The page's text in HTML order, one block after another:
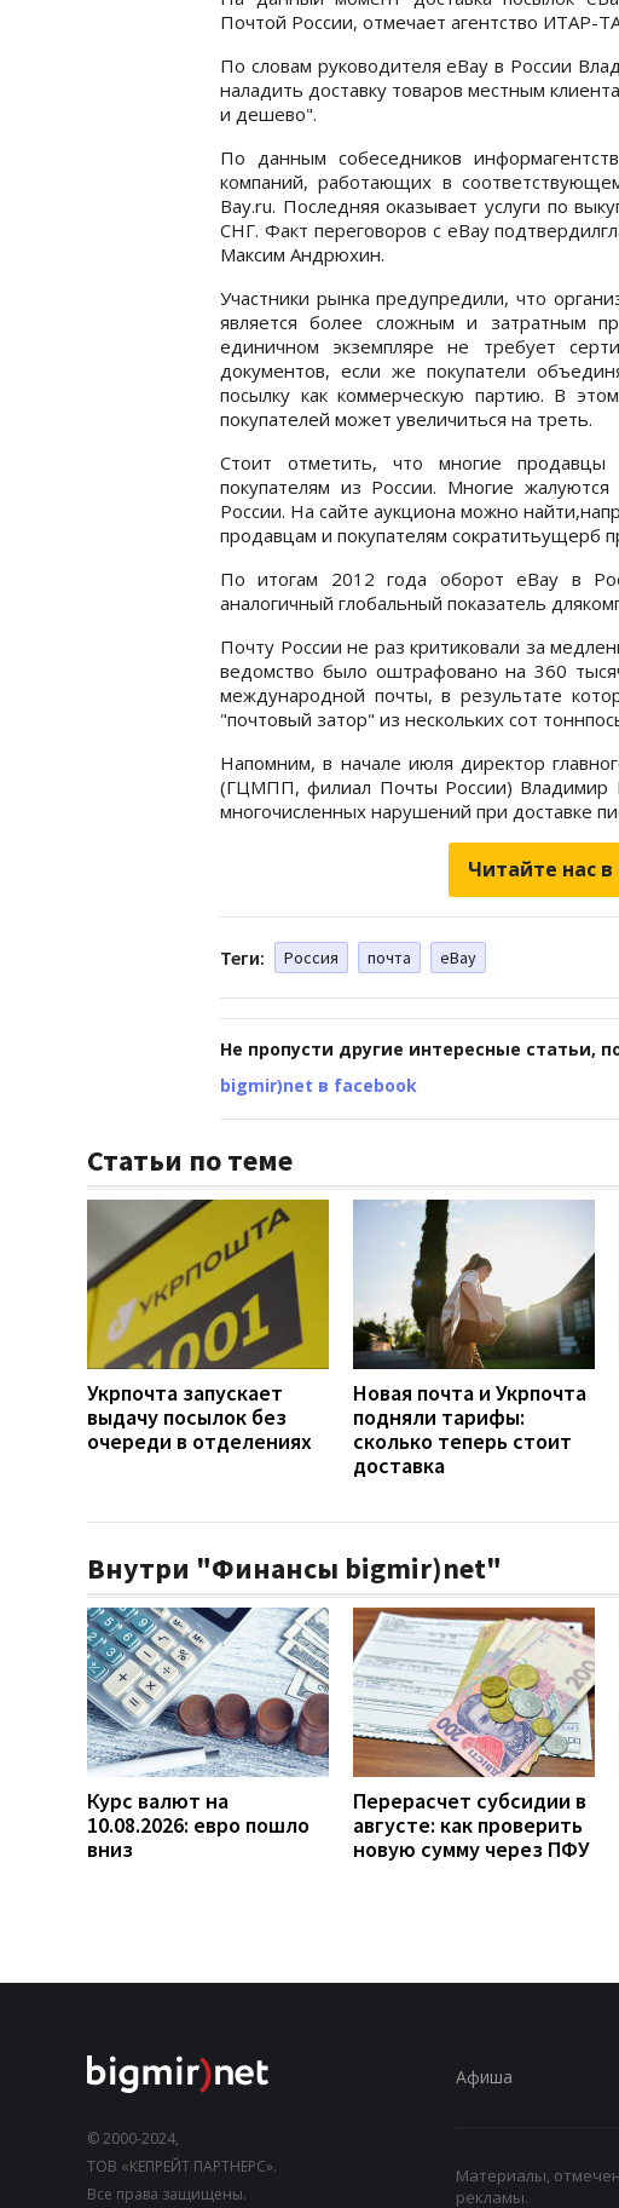
Почтой России, отмечает агентство ИТАР-
По словам руководителя eBay в России
наладить доставку товаров местным
и дешево".
По данным собеседников
компаний, работающих в
Bay.ru. Последняя оказывает услуги по
СНГ. Факт переговоров с eBay
Максим Андрюхин.
Участники рынка предупредили, что
является более сложным и затратным
единичном экземпляре не требует
документов, если же покупатели
посылку как коммерческую партию. В
покупателей может увеличиться на треть.
Стоит отметить, что многие
покупателям из России. Многие
России. На сайте аукциона можно
продавцам и покупателям сократитьущерб
По итогам 2012 года оборот eBay в
аналогичный глобальный показатель
Почту России не раз критиковали за
ведомство было оштрафовано на 360
международной почты, в результате
"почтовый затор" из нескольких сот
Напомним, в начале июля директор
(ГЦМПП, филиал Почты России)
многочисленных нарушений при доставке
Читайте нас
Теги: Россия почта eBay
Не пропусти другие интересные статьи,
bigmir)net в facebook
Статьи по теме
Укрпочта запускает
выдачу посылок без
очереди в отделениях
Новая почта и Укрпочта
подняли тарифы:
сколько теперь стоит
доставка
Внутри "Финансы bigmir)net"
Курс валют на
10.08.2026: евро пошло
вниз
Перерасчет субсидии в
августе: как проверить
новую сумму через ПФУ
© 2000-2024,
ТОВ «КЕПРЕЙТ ПАРТНЕРС».
Все права защищены.
Афиша
Материалы,
рекламы.